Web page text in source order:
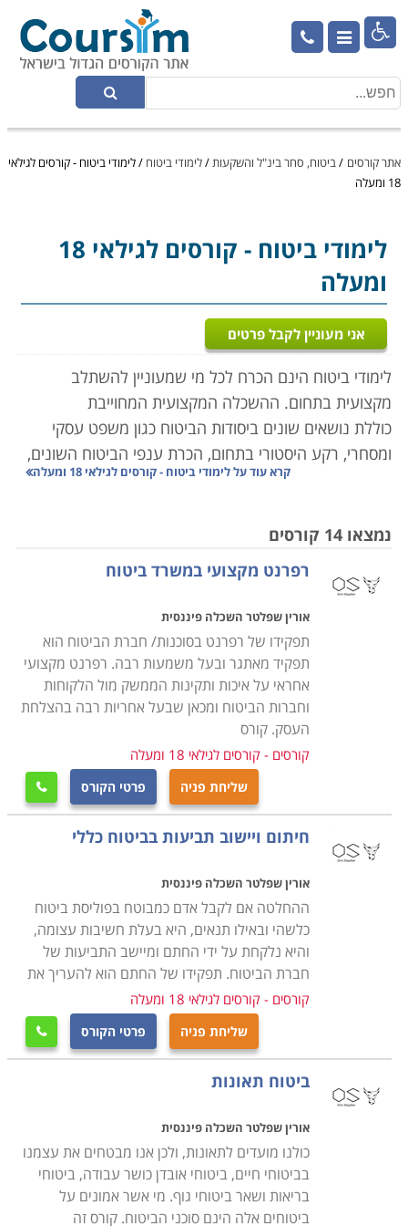

אתר קורסים /ביטוח, סחר בינ"ל והשקעות/לימודי ביטוח /לימודי ביטוח - קורסים לגילאי
18 ומעלה
לימודי ביטוח
- קורסים לגילאי 18
ומעלה
אני מעוניין לקבל פרטים
לימודי ביטוח הינם הכרח לכל מי שמעוניין להשתלב
מקצועית בתחום. ההשכלה המקצועית המחוייבת
כוללת נושאים שונים ביסודות הביטוח כגון משפט עסקי
ומסחרי, רקע היסטורי בתחום, הכרת ענפי הביטוח השונים,
מושגי יסוד במתמטיקה, הסתברות ואקטואריה, כמו גם ששת
הקרובה (הסמוכה), עקרון השיפוי, עקרון התחלוף ועקרון
היכרות עם מוסדות התחום בישראל.
על מנת להפוך לסוכן מקצועי ומוסמך יש ללמוד נושאים
נוספים כגון מימון, מבוא לכלכלה, יסודות החשבונאות, הענף
הפנסיוני, ניתוח ניירות ערך וניהול תיקים. תנאי הקבלה
במוסדות השונים הם גיל 18 ומעלה עם 12 שנות לימוד.
בוגרי תארים רלוונטיים יכולים לקבל פטור ממקצועות
הכלכלה, בהתאם להחלטת המוסד. יש מוסדות שיבקשו
לקיים גם ריאיון אישי כחלק מתהליך הקבלה. מוסדות שונים
מבקשים להחמיר ומקבלים רק מועמדים שאין בעברם עברה
שיש עמה קלון.
התקן המקצועי ללימודים ולהסמכה נמצא באחריות משרד
האוצר. קורס הכשרת היסוד, להסמכת סוכן ביטוח אלמנטרי,
אורך כ-450 שעות לימוד אקדמאיות, מסלול מקיף ונרחב,
שדורש מסלולים מאומצים יחסית במהלך זמן לא קצר; ישנם
מוסדות בהם הלימודים נמשכים שנתיים וישנם אחרים
שמציעים מתכונת הכשרה של שנה וחצי. לא מומלץ לחפש
ולהירשם למסלולים קצרים יותר (שאינם התמחויות לבעלי
מקצוע), שכן הסמכה רשמית היא חיונית לתעסוקה במקצוע.
כפי שצוין, מועמדים בעלי תואר ראשון בכלכלה למשל יכולים
לקבל פטור מחלק מהקורסים מה שמקצר את משך הלימוד.
המודעות לצורך בביטוחי החיים והבריאות הביאה לכך
שהתחום הולך ומתפתח. לצד ביטוחים בסיסיים, אותם ניתן
לבצע כיום גם מול מוסדות הפועלים באופן מקוון, טלפוני
קרא עוד עללימודי ביטוח - קורסים לגילאי 18 ומעלה
נמצאו 14 קורסים
רפרנט מקצועי במשרד ביטוח
אורין שפלטר השכלה פיננסית
תפקידו של רפרנט בסוכנות/ חברת הביטוח הוא
תפקיד מאתגר ובעל משמעות רבה. רפרנט מקצועי
אחראי על איכות ותקינות הממשק מול הלקוחות
וחברות הביטוח ומכאן שבעל אחריות רבה בהצלחת
העסק. קורס
קורסים - קורסים לגילאי 18 ומעלה
שליחת פניה פרטי הקורס 
חיתום ויישוב תביעות בביטוח כללי
אורין שפלטר השכלה פיננסית
ההחלטה אם לקבל אדם כמבוטח בפוליסת ביטוח
כלשהי ובאילו תנאים, היא בעלת חשיבות עצומה,
והיא נלקחת על ידי החתם ומיישב התביעות של
חברת הביטוח. תפקידו של החתם הוא להעריך את
קורסים - קורסים לגילאי 18 ומעלה
שליחת פניה פרטי הקורס 
ביטוח תאונות
אורין שפלטר השכלה פיננסית
כולנו מועדים לתאונות, ולכן אנו מבטחים את עצמנו
בביטוחי חיים, ביטוחי אובדן כושר עבודה, ביטוחי
בריאות ושאר ביטוחי גוף. מי אשר אמונים על
ביטוחים אלה הינם סוכני הביטוח. קורס זה